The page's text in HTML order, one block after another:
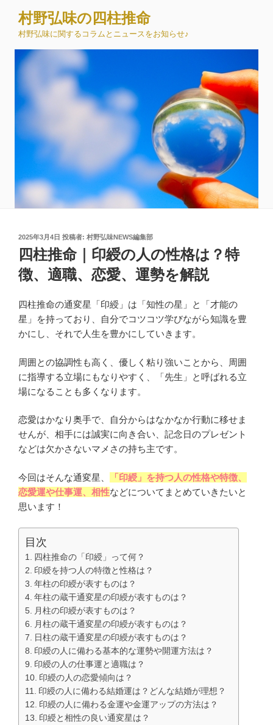
村野弘味の四柱推命
村野弘味に関するコラムとニュースをお知らせ♪
投
稿
日:
2025年3月4日 投稿者: 村野弘味NEWS編集部
四柱推命｜印綬の人の性格は？特
徴、適職、恋愛、運勢を解説
四柱推命の通変星「印綬」は「知性の星」と「才能の
星」を持っており、自分でコツコツ学びながら知識を豊
かにし、それで人生を豊かにしていきます。
周囲との協調性も高く、優しく粘り強いことから、周囲
に指導する立場にもなりやすく、「先生」と呼ばれる立
場になることも多くなります。
恋愛はかなり奥手で、自分からはなかなか行動に移せま
せんが、相手には誠実に向き合い、記念日のプレゼント
などは欠かさないマメさの持ち主です。
今回はそんな通変星、
「印綬」を持つ人の性格や特徴、
恋愛運や仕事運、相性などについてまとめていきたいと
思います！
目次
四柱推命の「印綬」って何？
印綬を持つ人の特徴と性格は？
年柱の印綬が表すものは？
年柱の蔵干通変星の印綬が表すものは？
月柱の印綬が表すものは？
月柱の蔵干通変星の印綬が表すものは？
日柱の蔵干通変星の印綬が表すものは？
印綬の人に備わる基本的な運勢や開運方法は？
印綬の人の仕事運と適職は？
印綬の人の恋愛傾向は？
印綬の人に備わる結婚運は？どんな結婚が理想？
印綬の人に備わる金運や金運アップの方法は？
印綬と相性の良い通変星は？